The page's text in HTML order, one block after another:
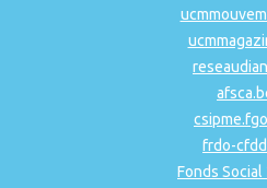
frdo-
Fonds Social